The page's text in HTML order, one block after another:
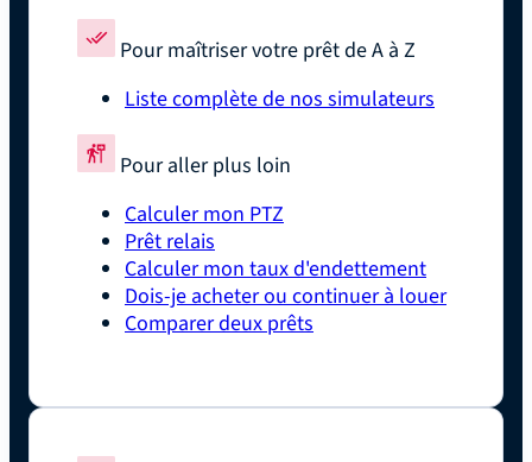
Pour maîtriser votre prêt de A à Z
Liste complète de nos simulateurs
Pour aller plus loin
Calculer mon PTZ
Prêt relais
Calculer mon taux d'endettement
Dois-je acheter ou continuer à louer
Comparer deux prêts